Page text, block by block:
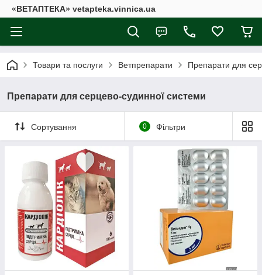
«ВЕТАПТЕКА» vetapteka.vinnica.ua
Товари та послуги Ветпрепарати Препарати для
Препарати для серцево-судинної системи
Сортування 0 Фільтри